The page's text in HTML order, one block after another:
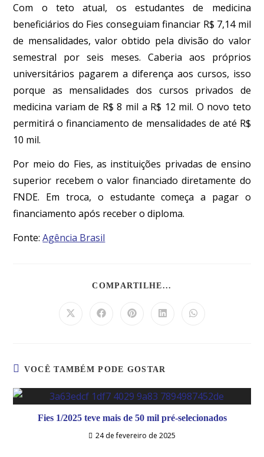
Com o teto atual, os estudantes de medicina
beneficiários do Fies conseguiam financiar R$ 7,14 mil
de mensalidades, valor obtido pela divisão do valor
semestral por seis meses. Caberia aos próprios
universitários pagarem a diferença aos cursos, isso
porque as mensalidades dos cursos privados de
medicina variam de R$ 8 mil a R$ 12 mil. O novo teto
permitirá o financiamento de mensalidades de até R$
10 mil.
Por meio do Fies, as instituições privadas de ensino
superior recebem o valor financiado diretamente do
FNDE. Em troca, o estudante começa a pagar o
financiamento após receber o diploma.
Fonte:Agência Brasil
COMPARTILHE...
VOCÊ TAMBÉM PODE GOSTAR
Fies 1/2025 teve mais de 50 mil pré-selecionados
24 de fevereiro de 2025